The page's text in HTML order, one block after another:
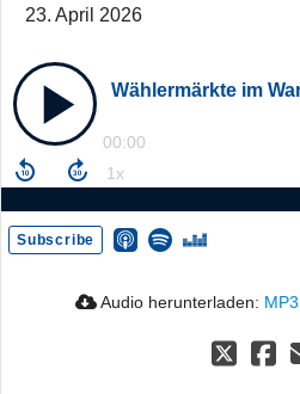
23. April 2026
00:00
Subscribe
Audio herunterladen: MP3